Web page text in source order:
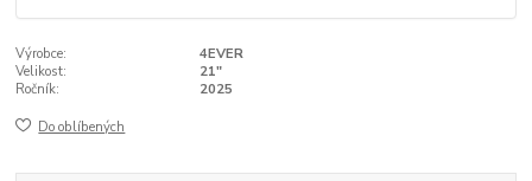
Výrobce:
4EVER
Velikost:
21"
Ročník:
2025
Do oblíbených